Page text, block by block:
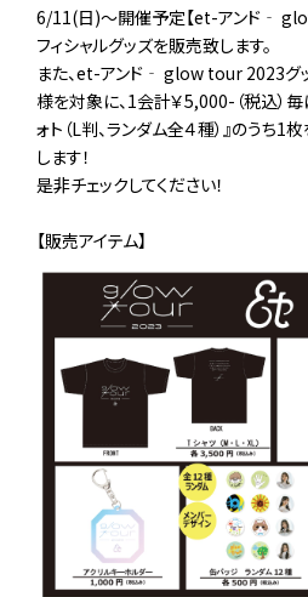
6/11(日)～開催予定【et-アンド‐
フィシャルグッズを販売致します。
また、et-アンド‐ glow tour 2023グ
様を対象に、1会計￥5,000-（税込）
ォト（L判、ランダム全４種）』のうち1
します！
是非チェックしてください！
【販売アイテム】